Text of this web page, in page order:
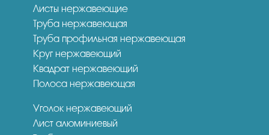
Листы нержавеющие
Труба нержавеющая
Труба профильная нержавеющая
Круг нержавеющий
Квадрат нержавеющий
Полоса нержавеющая
Уголок нержавеющий
Лист алюминиевый